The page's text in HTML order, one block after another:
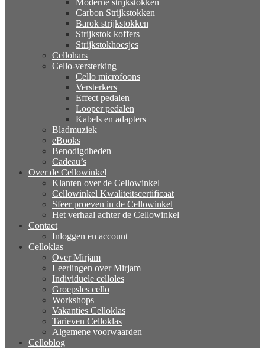
Moderne strijkstokken
Carbon Strijkstokken
Barok strijkstokken
Strijkstok koffers
Strijkstokhoesjes
Cellohars
Cello-versterking
Cello microfoons
Versterkers
Effect pedalen
Looper pedalen
Kabels en adapters
Bladmuziek
eBooks
Benodigdheden
Cadeau’s
Over de Cellowinkel
Klanten over de Cellowinkel
Cellowinkel Kwaliteitscertificaat
Sfeer proeven in de Cellowinkel
Het verhaal achter de Cellowinkel
Contact
Inloggen en account
Celloklas
Over Mirjam
Leerlingen over Mirjam
Individuele celloles
Groepsles cello
Workshops
Vakanties Celloklas
Tarieven Celloklas
Algemene voorwaarden
Celloblog